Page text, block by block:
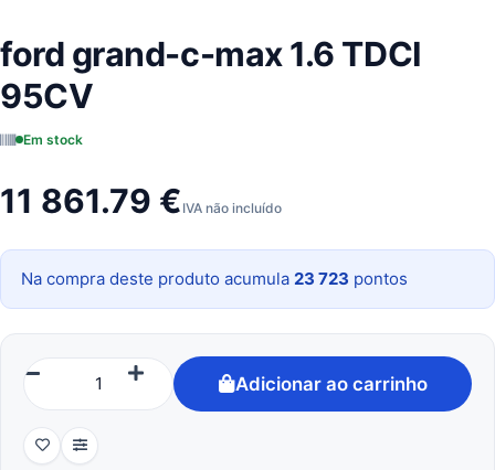
ford grand-c-max 1.6 TDCI
95CV
Em stock
11 861.79 € IVA não incluído
Na compra deste produto acumula 23 723 pontos
Adicionar ao carrinho